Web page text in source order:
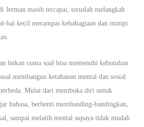
Jerman masih tercapai, teruslah melangkah
hal kecil merampas kebahagiaan dan mimpi
bukan cuma soal bisa memenuhi kebutuhan
membangun ketahanan mental dan sosial
Mulai dari membuka diri untuk
bahasa, berhenti membanding-bandingkan,
sampai melatih mental supaya tidak mudah